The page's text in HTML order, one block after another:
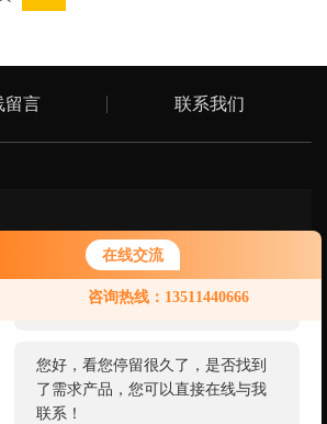
在线交流
咨询热线：13511440666
您好！欢迎前来咨询，很高兴为您
服务，请问您要咨询什么问题呢？
您好，看您停留很久了，是否找到
了需求产品，您可以直接在线与我
联系！
留言 联系我们